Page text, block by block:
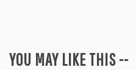
YOU MAY LIKE THIS --